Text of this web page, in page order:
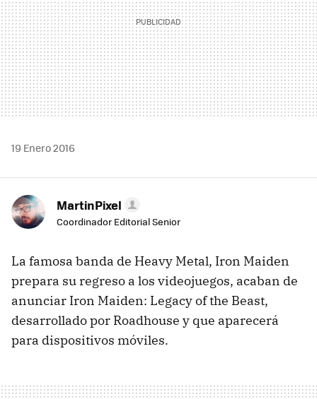
19 Enero 2016
MartinPixel
Coordinador Editorial Senior
La famosa banda de Heavy Metal, Iron Maiden
prepara su regreso a los videojuegos, acaban de
anunciar Iron Maiden: Legacy of the Beast,
desarrollado por Roadhouse y que aparecerá
para dispositivos móviles.